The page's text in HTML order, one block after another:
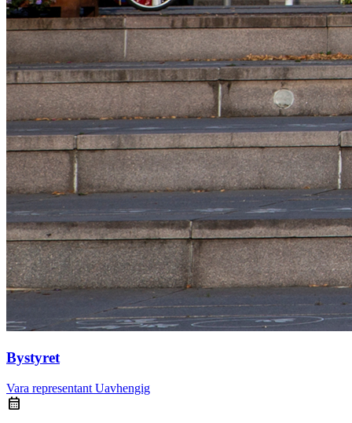
Bystyret
Vara representant Uavhengig
calendar_month